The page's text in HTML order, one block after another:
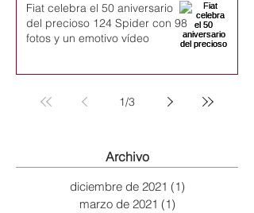
Fiat celebra el 50 aniversario
del precioso 124 Spider con 98
fotos y un emotivo vídeo
1/3
Archivo
diciembre de 2021 (1)1 entrada
marzo de 2021 (1)1 entrada